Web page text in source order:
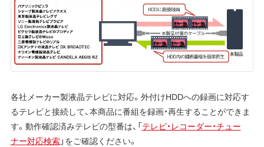
各社メーカー製液晶テレビに対応。外付けHDDへの録画に対応す
るテレビと接続して、本商品に番組を録画・再生することができま
す。動作確認済みテレビの型番は、「テレビ・レコーダー・チュー
ナー対応検索」をご確認ください。